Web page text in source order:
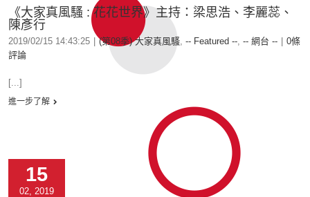
《大家真風騷 : 花花世界》主持：梁思浩、李麗蕊、
陳彥行
2019/02/15 14:43:25 (第08季) 大家真風騷, -- Featured --, -- 網台 --
0條
評論
[...]
進一步了解
15
02, 2019